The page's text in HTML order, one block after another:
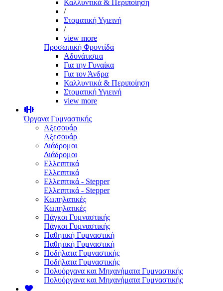
Καλλυντικά & Περιποίηση
/
Στοματική Υγιεινή
/
view more
Προσωπική Φροντίδα
Αδυνάτισμα
Για την Γυναίκα
Για τον Άνδρα
Καλλυντικά & Περιποίηση
Στοματική Υγιεινή
view more
Όργανα Γυμναστικής
Αξεσουάρ
Αξεσουάρ
Διάδρομοι
Διάδρομοι
Ελλειπτικά
Ελλειπτικά
Ελλειπτικά - Stepper
Ελλειπτικά - Stepper
Κωπηλατικές
Κωπηλατικές
Πάγκοι Γυμναστικής
Πάγκοι Γυμναστικής
Παθητική Γυμναστική
Παθητική Γυμναστική
Ποδήλατα Γυμναστικής
Ποδήλατα Γυμναστικής
Πολυόργανα και Μηχανήματα Γυμναστικής
Πολυόργανα και Μηχανήματα Γυμναστικής